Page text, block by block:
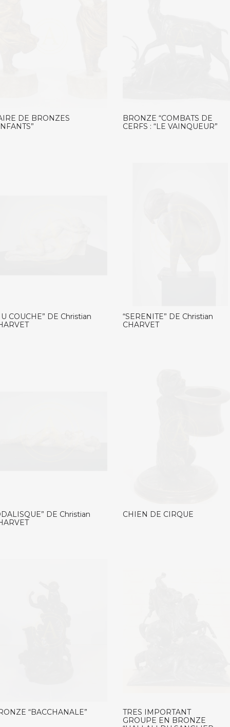
DE BRONZES
BRONZE “COMBATS DE
CERFS : “LE VAINQUEUR”
COUCHE” DE Christian
“SERENITE” DE Christian
CHARVET
DE Christian
CHIEN DE CIRQUE
“BACCHANALE”
TRES IMPORTANT
GROUPE EN BRONZE